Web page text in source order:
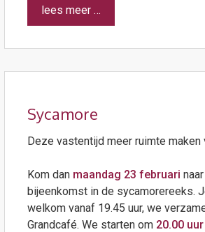
lees meer …
Sycamore
Deze vastentijd meer ruimte maken
Kom dan maandag 23 februari
bijeenkomst in de sycamorereeks.
welkom vanaf 19.45 uur, we
Grandcafé. We starten om 20.00 uur